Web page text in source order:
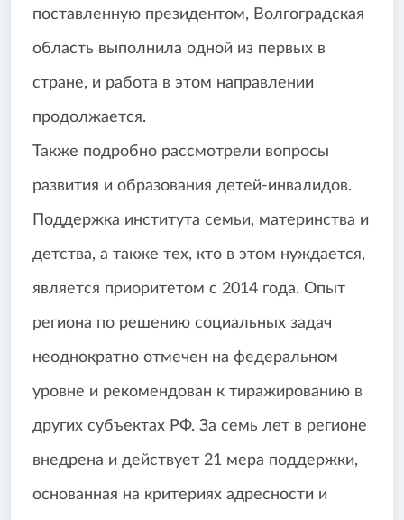
поставленную президентом, Волгоградская
область выполнила одной из первых в
стране, и работа в этом направлении
продолжается.
Также подробно рассмотрели вопросы
развития и образования детей-инвалидов.
Поддержка института семьи, материнства и
детства, а также тех, кто в этом нуждается,
является приоритетом с 2014 года. Опыт
региона по решению социальных задач
неоднократно отмечен на федеральном
уровне и рекомендован к тиражированию в
других субъектах РФ. За семь лет в регионе
внедрена и действует 21 мера поддержки,
основанная на критериях адресности и